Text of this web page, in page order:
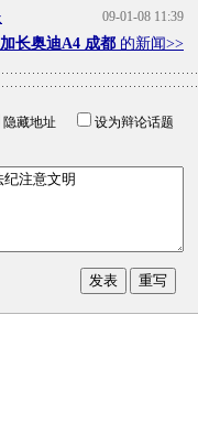
09-01-08 11:39
长奥迪A4 成都 的新闻>>
隐藏地址
设为辩论话题